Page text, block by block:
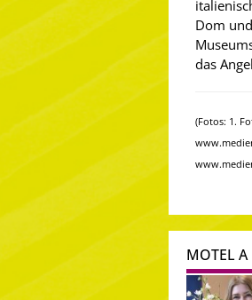
Dom
das
(Fotos: 1.
MOTEL